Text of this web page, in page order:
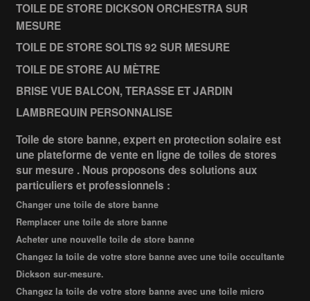
TOILE DE STORE DICKSON ORCHESTRA SUR
MESURE
TOILE DE STORE SOLTIS 92 SUR MESURE
TOILE DE STORE AU MÈTRE
BRISE VUE BALCON, TERASSE ET JARDIN
LAMBREQUIN PERSONNALISE
Toile de store banne, expert en protection solaire est
une plateforme de vente en ligne de toiles de stores
sur mesure . Nous proposons des solutions aux
particuliers et professionnels :
Changer une toile de store banne
Remplacer une toile de store banne
Acheter une nouvelle toile de store banne
Changez la toile de votre store banne avec une toile occultante
Dickson sur-mesure.
Changez la toile de votre store banne avec une toile micro